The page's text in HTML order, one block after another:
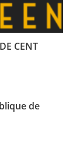
CENT
de